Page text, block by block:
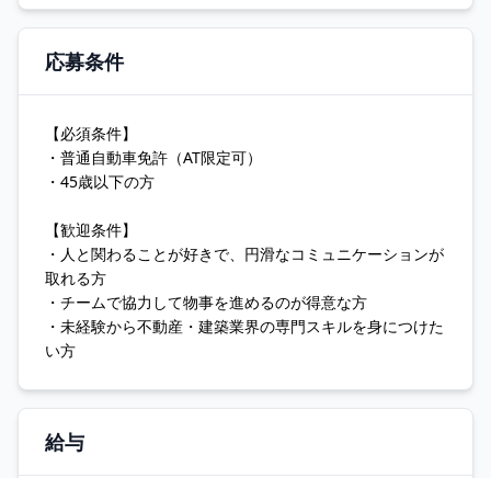
応募条件
【必須条件】
・普通自動車免許（AT限定可）
・45歳以下の方
【歓迎条件】
・人と関わることが好きで、円滑なコミュニケーションが
取れる方
・チームで協力して物事を進めるのが得意な方
・未経験から不動産・建築業界の専門スキルを身につけた
い方
給与